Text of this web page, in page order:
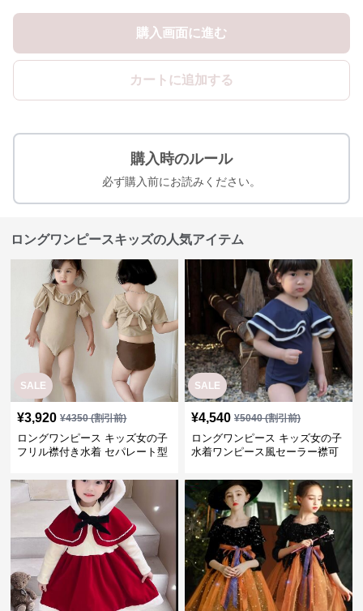
購入画面に進む
カートに追加する
購入時のルール
必ず購入前にお読みください。
ロングワンピースキッズの人気アイテム
SALE
¥3,920 ¥4350(割引前)
ロングワンピース キッズ女の子
フリル襟付き水着 セパレート型
SALE
¥4,540 ¥5040(割引前)
ロングワンピース キッズ女の子
水着ワンピース風セーラー襟可